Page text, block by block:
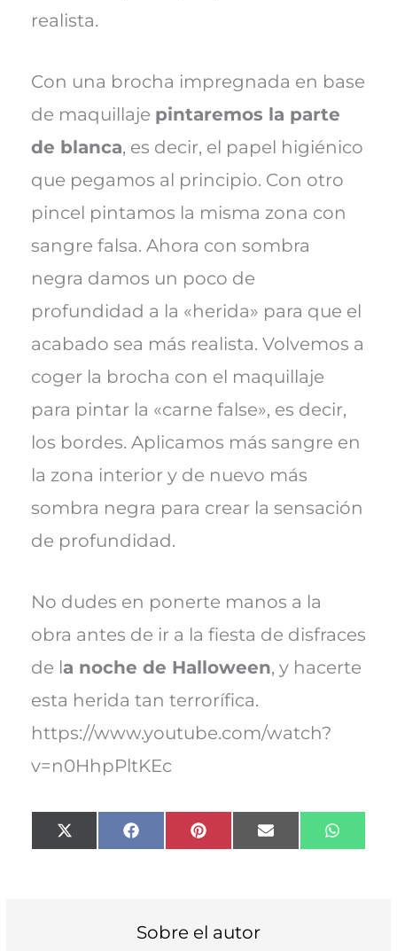
realista.
Con una brocha impregnada en base
de maquillaje pintaremos la parte
de blanca, es decir, el papel higiénico
que pegamos al principio. Con otro
pincel pintamos la misma zona con
sangre falsa. Ahora con sombra
negra damos un poco de
profundidad a la «herida» para que el
acabado sea más realista. Volvemos a
coger la brocha con el maquillaje
para pintar la «carne false», es decir,
los bordes. Aplicamos más sangre en
la zona interior y de nuevo más
sombra negra para crear la sensación
de profundidad.
No dudes en ponerte manos a la
obra antes de ir a la fiesta de disfraces
de la noche de Halloween, y hacerte
esta herida tan terrorífica.
https://www.youtube.com/watch?
v=n0HhpPltKEc
Compartir
en
X
(
Compartir
en
F
a
o
k
Compartir
en
P
i
e
s
Compartir
en
E
m
en
W
h
Sobre el autor